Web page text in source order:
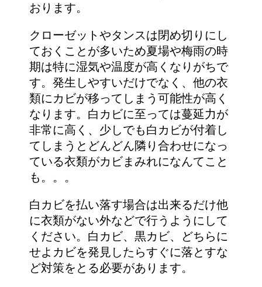
おります。
クローゼットやタンスは閉め切りにし
ておくことが多いため夏場や梅雨の時
期は特に湿気や温度が高くなりがちで
す。発生しやすいだけでなく、他の衣
類にカビが移ってしまう可能性が高く
なります。白カビに至っては蔓延力が
非常に高く、少しでも白カビが付着し
てしまうとどんどん隣り合わせになっ
ている衣類がカビまみれになんてこと
も。。。
白カビを払い落す場合は出来るだけ他
に衣類がない外などで行うようにして
ください。白カビ、黒カビ、どちらに
せよカビを発見したらすぐに落とすな
ど対策をとる必要があります。